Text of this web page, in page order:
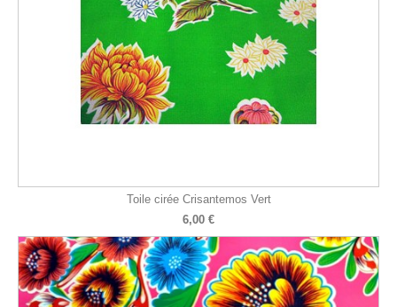
Toile cirée Crisantemos Vert
6,00 €